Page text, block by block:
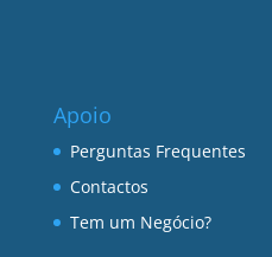
Apoio
Perguntas Frequentes
Contactos
Tem um Negócio?